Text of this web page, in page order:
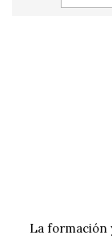
La formación